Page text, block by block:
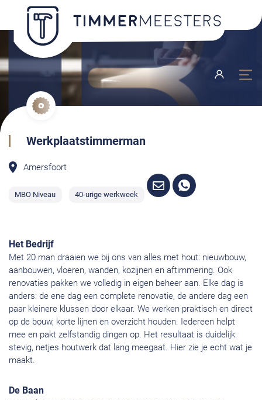
Werkplaatstimmerman
Amersfoort
MBO Niveau 40-urige werkweek
Het Bedrijf
Met 20 man draaien we bij ons van alles met hout: nieuwbouw,
aanbouwen, vloeren, wanden, kozijnen en aftimmering. Ook
renovaties pakken we volledig in eigen beheer aan. Elke dag is
anders: de ene dag een complete renovatie, de andere dag een
paar kleinere klussen door elkaar. We werken praktisch en direct
op de bouw, korte lijnen en overzicht houden. Iedereen helpt
mee en pakt zelfstandig dingen op. Het resultaat is duidelijk:
stevig, netjes houtwerk dat lang meegaat. Hier zie je echt wat je
maakt.
De Baan